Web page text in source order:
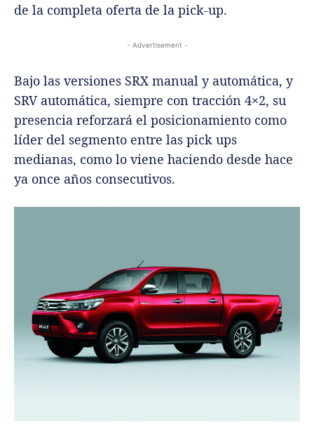
de la completa oferta de la pick-up.
- Advertisement -
Bajo las versiones SRX manual y automática, y
SRV automática, siempre con tracción 4×2, su
presencia reforzará el posicionamiento como
líder del segmento entre las pick ups
medianas, como lo viene haciendo desde hace
ya once años consecutivos.